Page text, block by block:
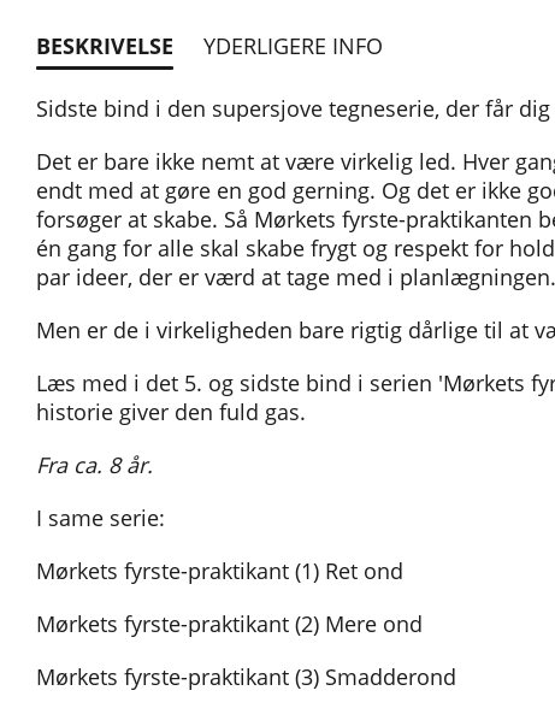
BESKRIVELSE YDERLIGERE INFO
Sidste bind i den supersjove tegneserie, der får
Det er bare ikke nemt at være virkelig led. Hver
endt med at gøre en god gerning. Og det er ikke
forsøger at skabe. Så Mørkets fyrste-praktikanten
én gang for alle skal skabe frygt og respekt for
par ideer, der er værd at tage med i planlægningen.
Men er de i virkeligheden bare rigtig dårlige til at
Læs med i det 5. og sidste bind i serien 'Mørkets
historie giver den fuld gas.
Fra ca. 8 år.
I same serie:
Mørkets fyrste-praktikant (1) Ret ond
Mørkets fyrste-praktikant (2) Mere ond
Mørkets fyrste-praktikant (3) Smadderond